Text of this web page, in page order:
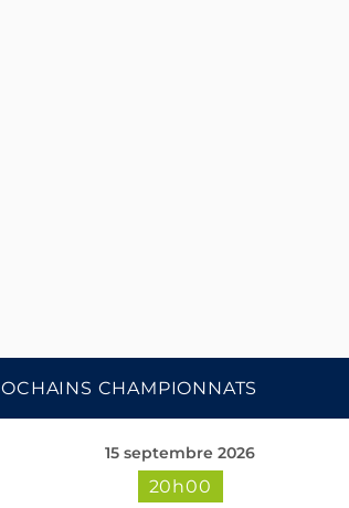
CHAMPIONNATS
15 septembre 2026
20h00